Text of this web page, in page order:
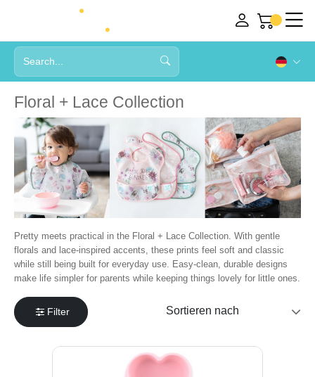
Floral + Lace Collection
Pretty meets practical in the Floral + Lace Collection. With gentle
florals and lace-inspired accents, these prints feel soft and classic
while still being built for everyday use. Easy-clean, durable designs
make life simpler for parents while keeping things lovely for little ones.
Filter